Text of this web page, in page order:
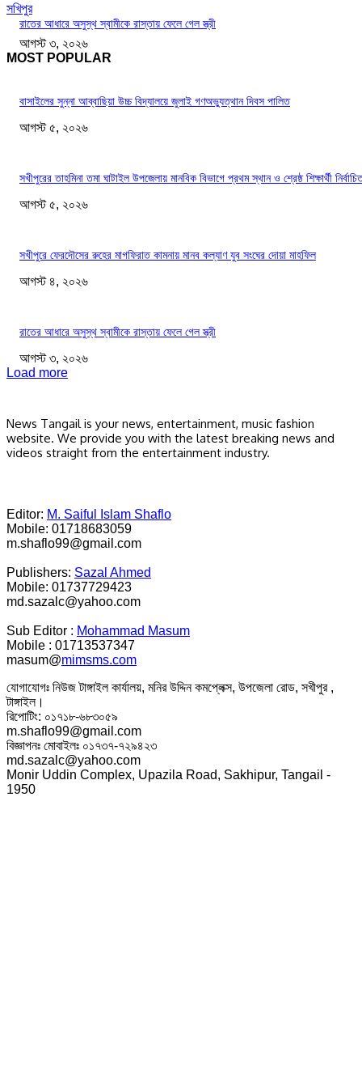
সখিপুর
রাতের আধারে অসুস্থ স্বামীকে রাস্তায় ফেলে গেল স্ত্রী
আগস্ট ৩, ২০২৬
MOST POPULAR
বাসাইলের সুন্না আব্বাছিয়া উচ্চ বিদ্যালয়ে জুলাই গণঅভ্যুত্থান দিবস পালিত
আগস্ট ৫, ২০২৬
সখীপুরের তাহমিনা তমা ঘাটাইল উপজেলায় মানবিক বিভাগে প্রথম স্থান ও শ্রেষ্ঠ শিক্ষার্থী
আগস্ট ৫, ২০২৬
সখীপুরে ফেরদৌসের রুহের মাগফিরাত কামনায় মানব কল্যাণ যুব সংঘের দোয়া মাহফিল
আগস্ট ৪, ২০২৬
রাতের আধারে অসুস্থ স্বামীকে রাস্তায় ফেলে গেল স্ত্রী
আগস্ট ৩, ২০২৬
Load more
News Tangail is your news, entertainment, music fashion
website. We provide you with the latest breaking news and
videos straight from the entertainment industry.
Editor: M. Saiful Islam Shaflo
Mobile: 01718683059
m.shaflo99@gmail.com
Publishers: Sazal Ahmed
Mobile: 01737729423
md.sazalc@yahoo.com
Sub Editor : Mohammad Masum
Mobile : 01713537347
masum@mimsms.com
যোগাযোগঃ নিউজ টাঙ্গাইল কার্যালয়, মনির উদ্দিন কমপ্লেক্স, উপজেলা রোড, সখীপুর ,
টাঙ্গাইল।
রিপোটিং: ০১৭১৮-৬৮৩০৫৯
m.shaflo99@gmail.com
বিজ্ঞাপনঃ মোবাইলঃ ০১৭৩৭-৭২৯৪২৩
md.sazalc@yahoo.com
Monir Uddin Complex, Upazila Road, Sakhipur, Tangail -
1950